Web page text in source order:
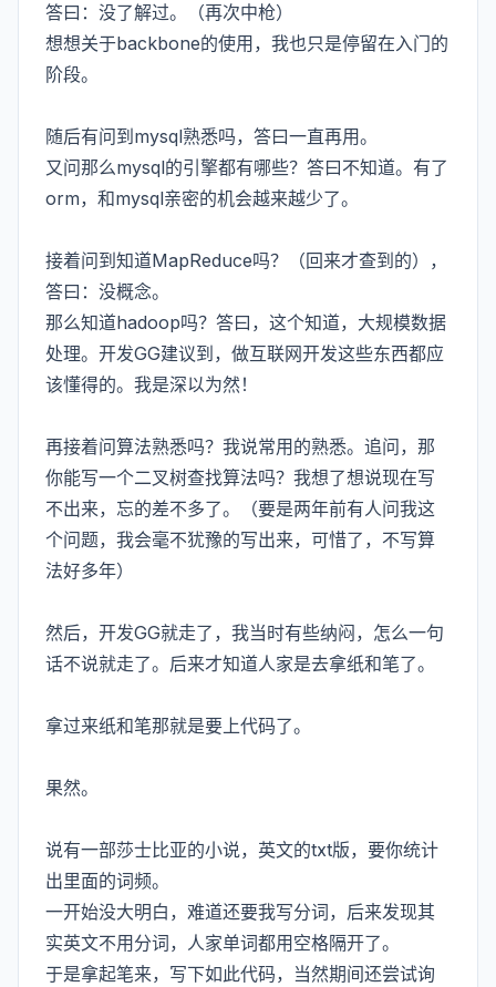
答曰：没了解过。（再次中枪）
想想关于backbone的使用，我也只是停留在入门的
阶段。
随后有问到mysql熟悉吗，答曰一直再用。
又问那么mysql的引擎都有哪些？答曰不知道。有了
orm，和mysql亲密的机会越来越少了。
接着问到知道MapReduce吗？（回来才查到的），
答曰：没概念。
那么知道hadoop吗？答曰，这个知道，大规模数据
处理。开发GG建议到，做互联网开发这些东西都应
该懂得的。我是深以为然！
再接着问算法熟悉吗？我说常用的熟悉。追问，那
你能写一个二叉树查找算法吗？我想了想说现在写
不出来，忘的差不多了。（要是两年前有人问我这
个问题，我会毫不犹豫的写出来，可惜了，不写算
法好多年）
然后，开发GG就走了，我当时有些纳闷，怎么一句
话不说就走了。后来才知道人家是去拿纸和笔了。
拿过来纸和笔那就是要上代码了。
果然。
说有一部莎士比亚的小说，英文的txt版，要你统计
出里面的词频。
一开始没大明白，难道还要我写分词，后来发现其
实英文不用分词，人家单词都用空格隔开了。
于是拿起笔来，写下如此代码，当然期间还尝试询